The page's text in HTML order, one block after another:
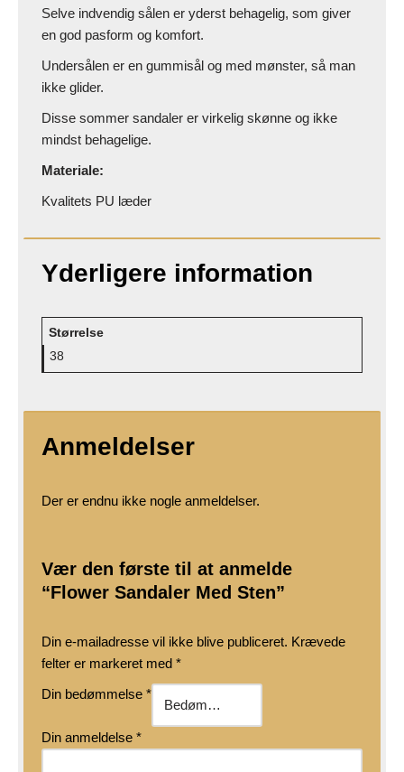
Selve indvendig sålen er yderst behagelig, som giver
en god pasform og komfort.
Undersålen er en gummisål og med mønster, så man
ikke glider.
Disse sommer sandaler er virkelig skønne og ikke
mindst behagelige.
Materiale:
Kvalitets PU læder
Yderligere information
Størrelse
38
Anmeldelser
Der er endnu ikke nogle anmeldelser.
Vær den første til at anmelde
“Flower Sandaler Med Sten”
Din e-mailadresse vil ikke blive publiceret. Krævede
felter er markeret med *
Din bedømmelse *
Din anmeldelse *